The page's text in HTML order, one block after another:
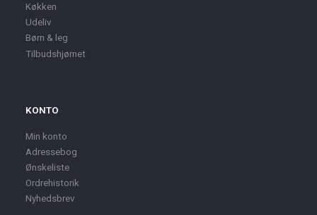
Køkken
Udeliv
Børn & leg
Tilbudshjørnet
KONTO
Min konto
Adressebog
Ønskeliste
Ordrehistorik
Nyhedsbrev